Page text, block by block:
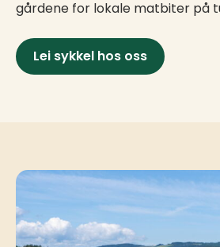
gårdene for lokale matbiter på
Lei sykkel hos oss